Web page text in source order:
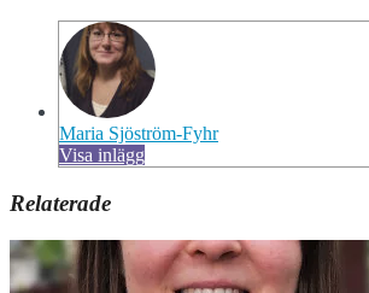
Maria Sjöström-Fyhr
Visa inlägg
Relaterade